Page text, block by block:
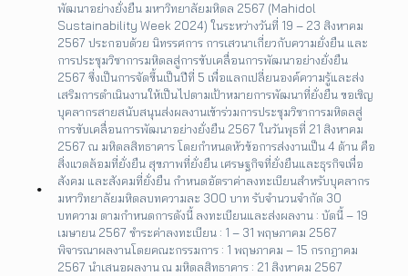
พัฒนาอย่างยั่งยืน มหาวิทยาลัยมหิดล 2567 (Mahidol
Sustainability Week 2024) ในระหว่างวันที่ 19 – 23 สิงหาคม
2567 ประกอบด้วย นิทรรศการ การเสวนาเกี่ยวกับความยั่งยืน และ
การประชุมวิชาการมหิดลสู่การขับเคลื่อนการพัฒนาอย่างยั่งยืน
2567 ซึ่งเป็นการจัดขึ้นเป็นปีที่ 5 เพื่อแลกเปลี่ยนองค์ความรู้และส่ง
เสริมการดำเนินงานให้เป็นไปตามเป้าหมายการพัฒนาที่ยั่งยืน ขอเชิญ
บุคลากรสายสนับสนุนส่งผลงานเข้าร่วมการประชุมวิชาการมหิดลสู่
การขับเคลื่อนการพัฒนาอย่างยั่งยืน 2567 ในวันพุธที่ 21 สิงหาคม
2567 ณ มหิดลสิทธาคาร โดยกำหนดหัวข้อการส่งงานเป็น 4 ด้าน คือ
สิ่งแวดล้อมที่ยั่งยืน สุขภาพที่ยั่งยืน เศรษฐกิจที่ยั่งยืนและธุรกิจเพื่อ
สังคม และสังคมที่ยั่งยืน กำหนดอัตราค่าลงทะเบียนสำหรับบุคลากร
มหาวิทยาลัยมหิดลบทความละ 300 บาท รับจำนวนจำกัด 30
บทความ ตามกำหนดการดังนี้ ลงทะเบียนและส่งผลงาน : บัดนี้ – 19
เมษายน 2567 ชำระค่าลงทะเบียน : 1 – 31 พฤษภาคม 2567
พิจารณาผลงานโดยคณะกรรมการ : 1 พฤษภาคม – 15 กรกฎาคม
2567 นำเสนอผลงาน ณ มหิดลสิทธาคาร : 21 สิงหาคม 2567